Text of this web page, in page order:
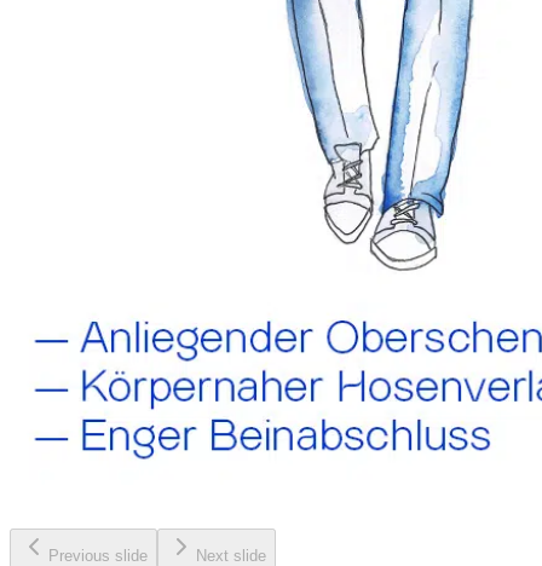
Previous slide Next slide